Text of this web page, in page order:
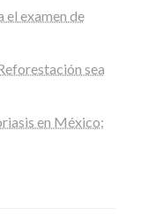
el examen de
sea
en México;